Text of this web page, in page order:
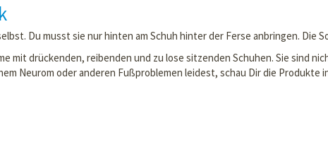
Du musst sie nur hinten am Schuh hinter der Ferse anbringen. Die
mit drückenden, reibenden und zu lose sitzenden Schuhen. Sie sind
Neurom oder anderen Fußproblemen leidest, schau Dir die Produkte